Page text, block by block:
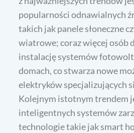
popularności odnawialnych
takich jak panele słoneczne
wiatrowe; coraz więcej osób
instalację systemów
domach, co stwarza nowe
elektryków specjalizujących
Kolejnym istotnym trendem
inteligentnych systemów
technologie takie jak smart